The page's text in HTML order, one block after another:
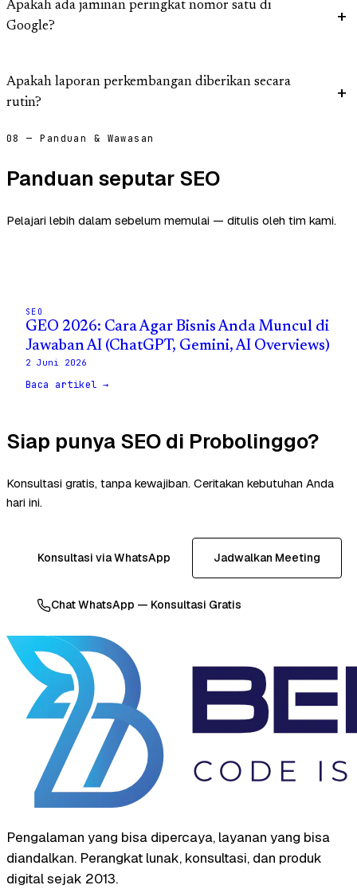
Apakah ada jaminan peringkat nomor satu di
Google?
Apakah laporan perkembangan diberikan secara
rutin?
08 — Panduan & Wawasan
Panduan seputar SEO
Pelajari lebih dalam sebelum memulai — ditulis oleh tim kami.
SEO
GEO 2026: Cara Agar Bisnis Anda Muncul di
Jawaban AI (ChatGPT, Gemini, AI Overviews)
2 Juni 2026
Baca artikel →
Siap punya SEO di Probolinggo?
Konsultasi gratis, tanpa kewajiban. Ceritakan kebutuhan Anda
hari ini.
Konsultasi via WhatsApp Jadwalkan Meeting
Chat WhatsApp — Konsultasi Gratis
Pengalaman yang bisa dipercaya, layanan yang bisa
diandalkan. Perangkat lunak, konsultasi, dan produk
digital sejak 2013.